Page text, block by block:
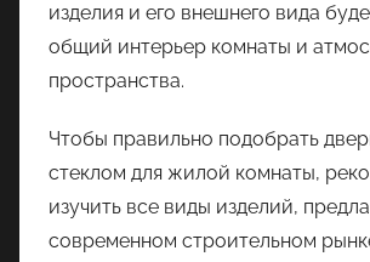
изделия и его внешнего вида
общий интерьер комнаты и
пространства.
Чтобы правильно подобрать
стеклом для жилой комнаты,
изучить все виды изделий,
современном строительном